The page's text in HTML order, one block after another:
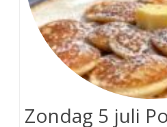
Zondag 5 juli